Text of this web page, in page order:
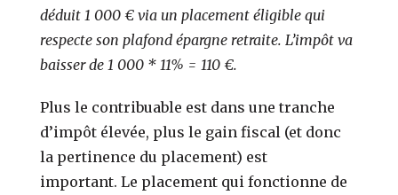
déduit 1 000 € via un placement éligible qui
respecte son plafond épargne retraite. L’impôt va
baisser de 1 000 * 11% = 110 €.
Plus le contribuable est dans une tranche
d’impôt élevée, plus le gain fiscal (et donc
la pertinence du placement) est
important. Le placement qui fonctionne de